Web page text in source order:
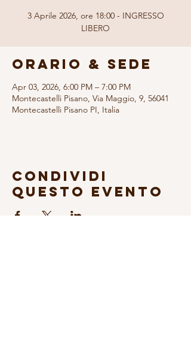
3 Aprile 2026, ore 18:00 - INGRESSO
LIBERO
Orario & Sede
Apr 03, 2026, 6:00 PM – 7:00 PM
Montecastelli Pisano, Via Maggio, 9, 56041
Montecastelli Pisano PI, Italia
Condividi
questo evento